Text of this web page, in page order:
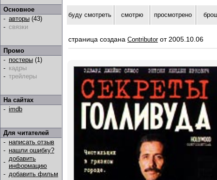
Основное
- авторы (43)
- связки
Промо
- постеры (1)
- кадры
- трейлеры
На сайтах
- imdb
Для читателей
- написать отзыв
- нашли ошибку?
- добавить
информацию
- добавить фильм
буду смотреть смотрю просмотрено
страница создана Contributorот 2005.10.06